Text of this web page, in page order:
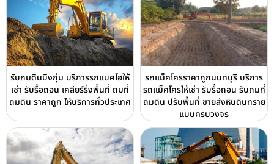
รับถมดินบึงกุ่ม บริการรถแบคโฮให้
เช่า รับรื้อถอน เคลียร์ริ่งพื้นที่ ถมที่
ถมดิน ราคาถูก ให้บริการทั่วประเทศ
รถแม็คโครราคาถูกนนทบุรี บริการ
รถแม็คโครให้เช่า รับรื้อถอน รับถมที่
ถมดิน ปรับพื้นที่ ขายส่งหินดินทราย
แบบครบวงจร